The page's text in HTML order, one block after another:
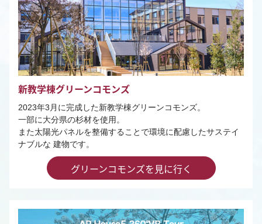
新教学棟グリーンコモンズ
2023年3月に完成した新教学棟グリーンコモンズ。
一部に大分県の杉材を使用。
また太陽光パネルを整備することで環境に配慮したサステイ
ナブルな 建物です。
グリーンコモンズを見に行く